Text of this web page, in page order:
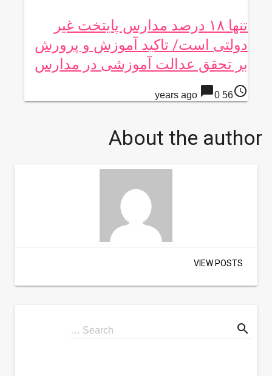
تنها ۱۸ درصد مدارس پایتخت غیر
دولتی است/ تاکید آموزش و پرورش
بر تحقق عدالت آموزشی در مدارس
access_time
56 years ago
chat_bubble0
About the author
VIEW POSTS
Search
for
Search … search